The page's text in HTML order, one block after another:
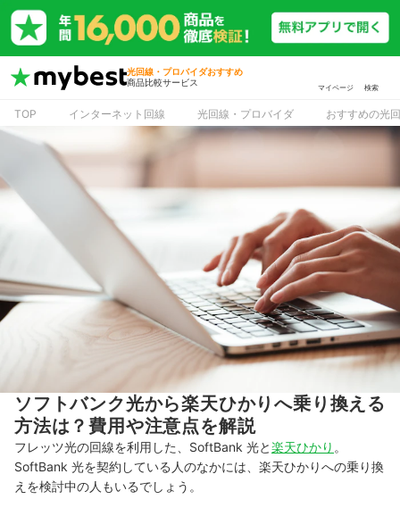
光回線・プロバイダおすすめ
商品比較サービス
マイページ 検索
TOP インターネット回線 光回線・プロバイダ おすすめの光
ソフトバンク光から楽天ひかりへ乗り換える
方法は？費用や注意点を解説
フレッツ光の回線を利用した、SoftBank 光と楽天ひかり 。
SoftBank 光を契約している人のなかには、楽天ひかりへの乗り換
えを検討中の人もいるでしょう。